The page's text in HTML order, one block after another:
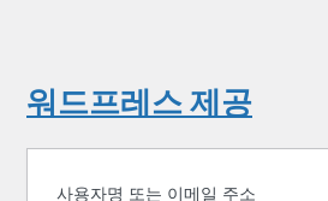
워드프레스 제공
사용자명 또는 이메일 주소